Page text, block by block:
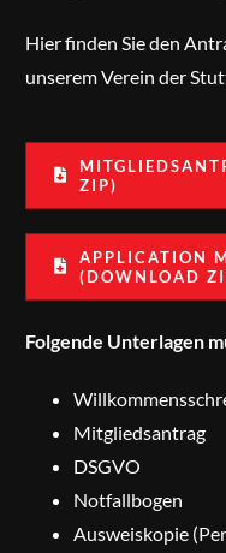
Hier finden Sie den
unserem Verein der
ZIP)
APPLICATION
(DOWNLOAD
Folgende Unterlagen
Mitgliedsantrag
DSGVO
Notfallbogen
Ausweiskopie